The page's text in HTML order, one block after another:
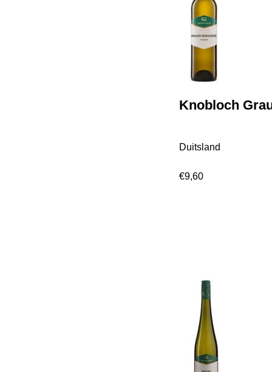
Knobloch
Duitsland
€9,60